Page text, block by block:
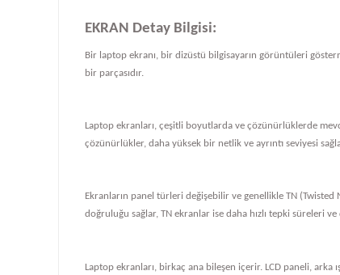
EKRAN Detay Bilgisi:
Bir laptop ekranı, bir dizüstü bilgisayarın görüntüleri
bir parçasıdır.
Laptop ekranları, çeşitli boyutlarda ve çözünürlüklerde
çözünürlükler, daha yüksek bir netlik ve ayrıntı seviyesi
Ekranların panel türleri değişebilir ve genellikle TN (Twisted
doğruluğu sağlar, TN ekranlar ise daha hızlı tepki süreleri
Laptop ekranları, birkaç ana bileşen içerir. LCD paneli,